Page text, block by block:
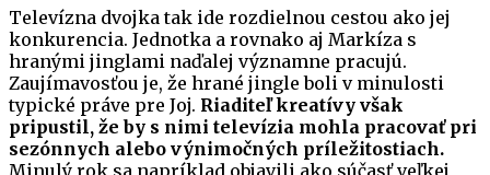
Televízna dvojka tak ide rozdielnou cestou ako jej
konkurencia. Jednotka a rovnako aj Markíza s
hranými jinglami naďalej významne pracujú.
Zaujímavosťou je, že hrané jingle boli v minulosti
typické práve pre Joj. Riaditeľ kreatívy však
pripustil, že by s nimi televízia mohla pracovať pri
sezónnych alebo výnimočných príležitostiach.